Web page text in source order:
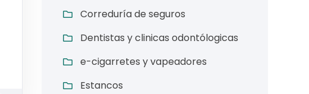
Correduría de seguros
Dentistas y clinicas odontólogicas
e-cigarretes y vapeadores
Estancos